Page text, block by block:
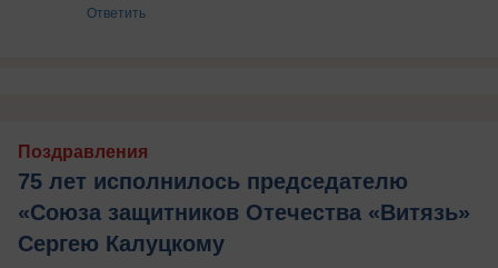
Ответить
Поздравления
75 лет исполнилось председателю
«Союза защитников Отечества «Витязь»
Сергею Калуцкому